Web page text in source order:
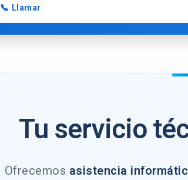
📞 Llamar
Tu servicio
Ofrecemos asistencia